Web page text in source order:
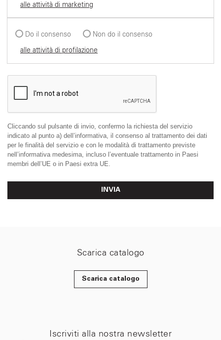
alle attività di marketing
Do il consenso
Non do il consenso
alle attività di profilazione
Cliccando sul pulsante di invio, confermo la richiesta del servizio
indicato al punto a) dell’informativa, il consenso al trattamento dei dati
per le finalità del servizio e con le modalità di trattamento previste
nell’informativa medesima, incluso l’eventuale trattamento in Paesi
membri dell’UE o in Paesi extra UE.
INVIA
Scarica catalogo
Scarica catalogo
Iscriviti alla nostra newsletter